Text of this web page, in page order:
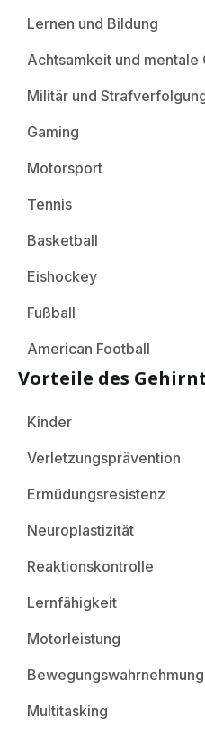
Lernen und Bildung
Achtsamkeit und mentale
Militär und
Gaming
Motorsport
Tennis
Basketball
Eishockey
Fußball
American Football
Vorteile des
Kinder
Verletzungsprävention
Ermüdungsresistenz
Neuroplastizität
Reaktionskontrolle
Lernfähigkeit
Motorleistung
Bewegungswahrnehmung
Multitasking